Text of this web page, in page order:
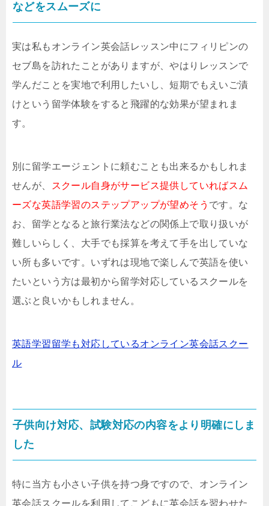
などをスムーズに
実は私もオンライン英会話レッスン中にフィリピンの
セブ島を訪れたことがありますが、やはりレッスンで
学んだことを実地で利用したいし、短期でもえいご漬
けという留学体験をすると飛躍的な効果が望まれま
す。
別に留学エージェントに頼むことも出来るかもしれま
せんが、
スクール自身がサービス提供していればスム
ーズな英語学習のステップアップが望めそう です。な
お、留学となると旅行業法などの関係上で取り扱いが
難しいらしく、大手でも採算を考えて手を出していな
い所も多いです。いずれは現地で楽しんで英語を使い
たいという方は最初から留学対応しているスクールを
選ぶと良いかもしれません。
英語学習留学も対応しているオンライン英会話スクー
ル
子供向け対応、試験対応の内容をより明確にしま
した
特に当方も小さい子供を持つ身ですので、オンライン
英会話スクールを利用してこどもに英会話を習わせた